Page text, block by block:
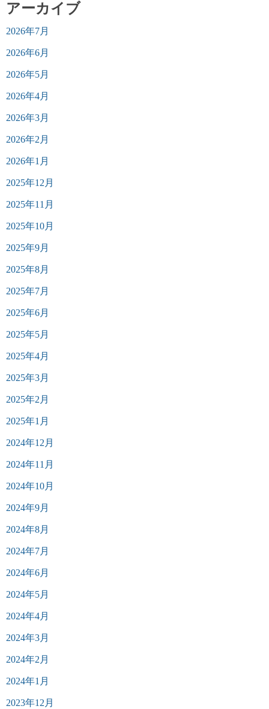
アーカイブ
2026年7月
2026年6月
2026年5月
2026年4月
2026年3月
2026年2月
2026年1月
2025年12月
2025年11月
2025年10月
2025年9月
2025年8月
2025年7月
2025年6月
2025年5月
2025年4月
2025年3月
2025年2月
2025年1月
2024年12月
2024年11月
2024年10月
2024年9月
2024年8月
2024年7月
2024年6月
2024年5月
2024年4月
2024年3月
2024年2月
2024年1月
2023年12月